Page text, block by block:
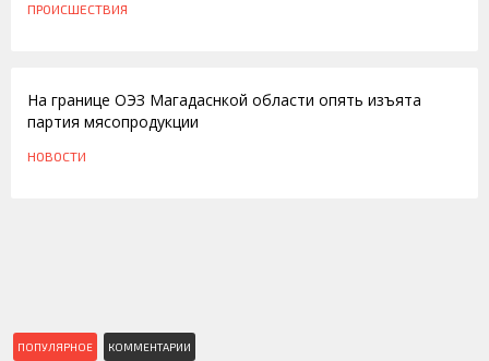
ПРОИСШЕСТВИЯ
На границе ОЭЗ Магадаснкой области опять изъята
партия мясопродукции
НОВОСТИ
ПОПУЛЯРНОЕ КОММЕНТАРИИ